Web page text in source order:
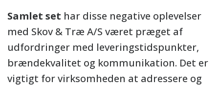
Samlet set har disse negative oplevelser
med Skov & Træ A/S været præget af
udfordringer med leveringstidspunkter,
brændekvalitet og kommunikation. Det er
vigtigt for virksomheden at adressere og